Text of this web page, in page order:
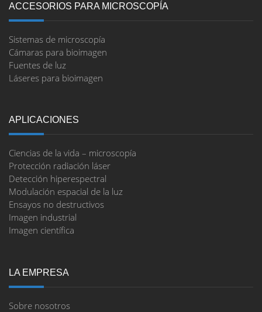
ACCESORIOS PARA MICROSCOPÍA
Sistemas de microscopía
Cámaras para bioimagen
Fuentes de luz
Láseres para bioimagen
APLICACIONES
Ciencias de la vida – microscopía
Protección radiación láser
Detección hiperespectral
Modulación espacial de la luz
Ensayos no destructivos
Imagen industrial
Imagen científica
LA EMPRESA
Sobre nosotros